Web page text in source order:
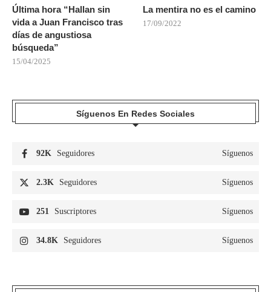
Última hora “Hallan sin
vida a Juan Francisco tras
días de angustiosa
búsqueda”
15/04/2025
La mentira no es el camino
17/09/2022
Síguenos En Redes Sociales
92K Seguidores Síguenos
2.3K Seguidores Síguenos
251 Suscriptores Síguenos
34.8K Seguidores Síguenos